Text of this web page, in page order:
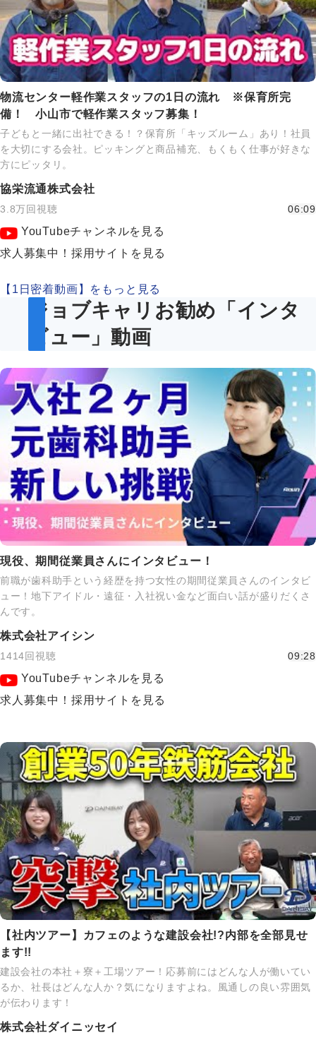
物流センター軽作業スタッフの1日の流れ ※保育所完
備！ 小山市で軽作業スタッフ募集！
子どもと一緒に出社できる！？保育所「キッズルーム」あり！社員
を大切にする会社。ピッキングと商品補充、もくもく仕事が好きな
方にピッタリ。
協栄流通株式会社
3.8万回視聴 06:09
YouTubeチャンネルを見る
求人募集中！採用サイトを見る
【1日密着動画】をもっと見る
ジョブキャリお勧め「インタ
ビュー」動画
現役、期間従業員さんにインタビュー！
前職が歯科助手という経歴を持つ女性の期間従業員さんのインタビ
ュー！地下アイドル・遠征・入社祝い金など面白い話が盛りだくさ
んです。
株式会社アイシン
1414回視聴 09:28
YouTubeチャンネルを見る
求人募集中！採用サイトを見る
【社内ツアー】カフェのような建設会社!?内部を全部見せ
ます!!
建設会社の本社＋寮＋工場ツアー！応募前にはどんな人が働いてい
るか、社長はどんな人か？気になりますよね。風通しの良い雰囲気
が伝わります！
株式会社ダイニッセイ